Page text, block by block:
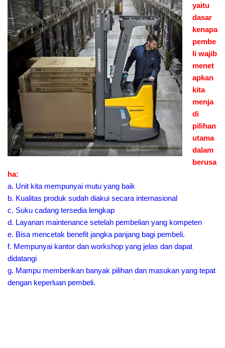
yaitu
dasar
kenapa
pembe
li wajib
menet
apkan
kita
menja
di
pilihan
utama
dalam
berusa
ha:
a. Unit kita mempunyai mutu yang baik
b. Kualitas produk sudah diakui secara internasional
c. Suku cadang tersedia lengkap
d. Layanan maintenance setelah pembelian yang kompeten
e. Bisa mencetak benefit jangka panjang bagi pembeli.
f. Mempunyai kantor dan workshop yang jelas dan dapat
didatangi
g. Mampu memberikan banyak pilihan dan masukan yang tepat
dengan keperluan pembeli.